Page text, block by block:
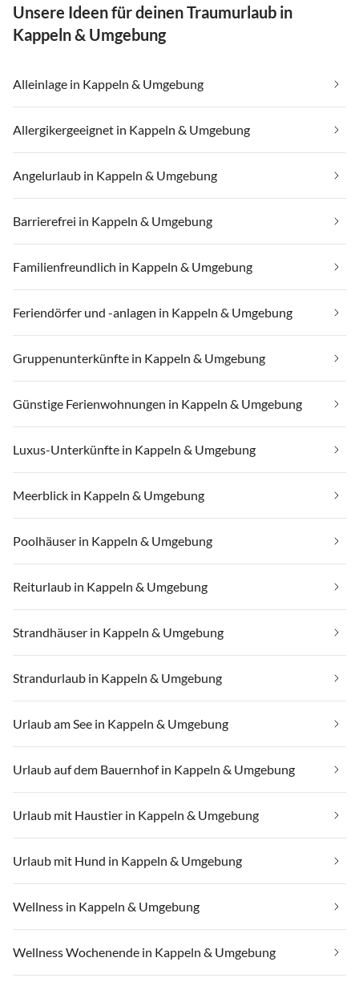
Unsere Ideen für deinen Traumurlaub in
Kappeln & Umgebung
Alleinlage in Kappeln & Umgebung
Allergikergeeignet in Kappeln & Umgebung
Angelurlaub in Kappeln & Umgebung
Barrierefrei in Kappeln & Umgebung
Familienfreundlich in Kappeln & Umgebung
Feriendörfer und -anlagen in Kappeln & Umgebung
Gruppenunterkünfte in Kappeln & Umgebung
Günstige Ferienwohnungen in Kappeln & Umgebung
Luxus-Unterkünfte in Kappeln & Umgebung
Meerblick in Kappeln & Umgebung
Poolhäuser in Kappeln & Umgebung
Reiturlaub in Kappeln & Umgebung
Strandhäuser in Kappeln & Umgebung
Strandurlaub in Kappeln & Umgebung
Urlaub am See in Kappeln & Umgebung
Urlaub auf dem Bauernhof in Kappeln & Umgebung
Urlaub mit Haustier in Kappeln & Umgebung
Urlaub mit Hund in Kappeln & Umgebung
Wellness in Kappeln & Umgebung
Wellness Wochenende in Kappeln & Umgebung